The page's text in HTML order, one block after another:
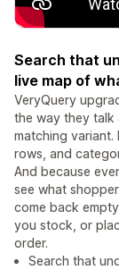
Search that
live map of
VeryQuery
the way they
matching variant.
rows, and
And because
see what
come back
you stock, or
order.
Search that